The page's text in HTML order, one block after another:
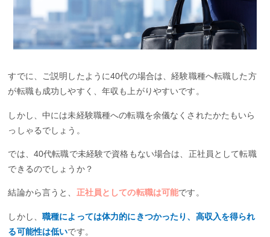
すでに、ご説明したように40代の場合は、経験職種へ転職した方
が転職も成功しやすく、年収も上がりやすいです。
しかし、中には未経験職種への転職を余儀なくされたかたもいら
っしゃるでしょう。
では、40代転職で未経験で資格もない場合は、正社員として転職
できるのでしょうか？
結論から言うと、 正社員としての転職は可能です。
しかし、職種によっては体力的にきつかったり、高収入を得られ
る可能性は低いです。